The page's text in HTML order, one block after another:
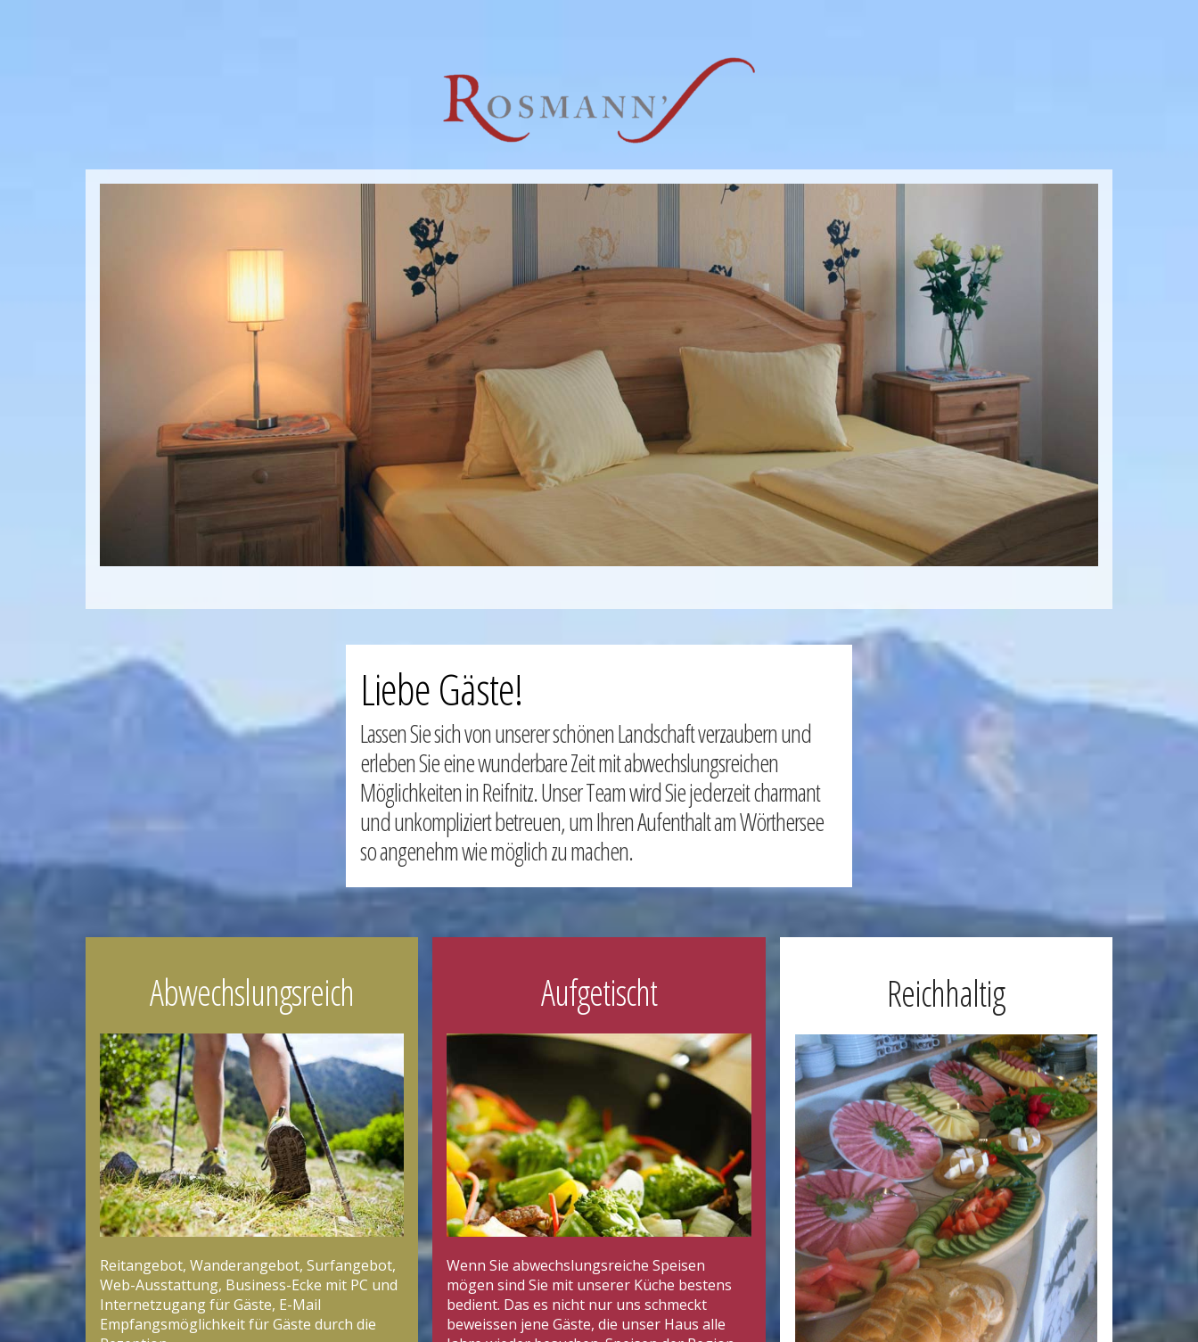
Liebe Gäste!
Lassen Sie sich von unserer schönen Landschaft verzaubern und
erleben Sie eine wunderbare Zeit mit abwechslungsreichen
Möglichkeiten in Reifnitz. Unser Team wird Sie jederzeit charmant
und unkompliziert betreuen, um Ihren Aufenthalt am Wörthersee
so angenehm wie möglich zu machen.
Abwechslungsreich
Reitangebot, Wanderangebot, Surfangebot,
Web-Ausstattung, Business-Ecke mit PC und
Internetzugang für Gäste, E-Mail
Empfangsmöglichkeit für Gäste durch die
Aufgetischt
Wenn Sie abwechslungsreiche Speisen
mögen sind Sie mit unserer Küche bestens
bedient. Das es nicht nur uns schmeckt
beweissen jene Gäste, die unser Haus alle
Reichhaltig